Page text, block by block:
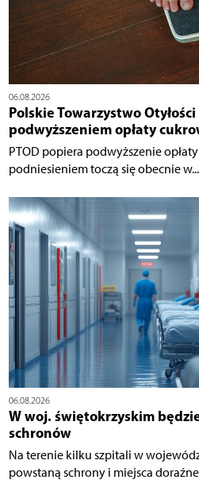
06.08.2026
Polskie Towarzystwo
podwyższeniem opłaty
PTOD popiera podwyższenie
podniesieniem toczą się obecnie w...
06.08.2026
W woj. świętokrzyskim
schronów
Na terenie kilku szpitali w
powstaną schrony i miejsca